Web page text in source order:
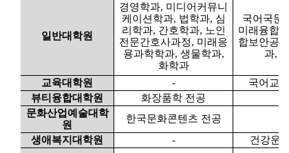
일반대학원
경영학과, 미디어커뮤니
케이션학과, 법학과, 심
리학과, 간호학과, 노인
전문간호사과정, 미래응
용과학학과, 생물학과,
화학과
국어국문
미래융합
합보안공
과,
교육대학원 -
국어교
뷰티융합대학원
화장품학 전공
문화산업예술대학
원
한국문화콘텐츠 전공
생애복지대학원
-
건강운